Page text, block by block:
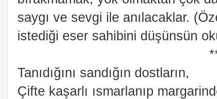
saygı ve sevgi ile anılacaklar.
istediği eser sahibini düşünsün
Tanıdığını sandığın dostların,
Çifte kaşarlı ısmarlanıp